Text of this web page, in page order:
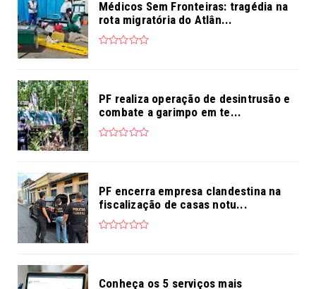
Médicos Sem Fronteiras: tragédia na
rota migratória do Atlân...
PF realiza operação de desintrusão e
combate a garimpo em te...
PF encerra empresa clandestina na
fiscalização de casas notu...
Conheça os 5 serviços mais